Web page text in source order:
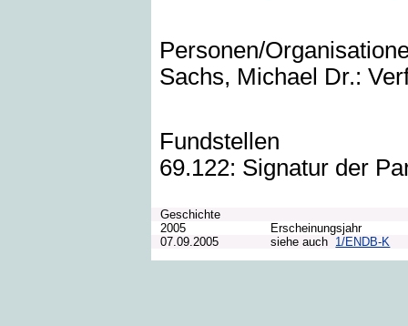
Personen/
Sachs, Michael Dr.:
Fundstellen
69.122: Signatur der
Geschichte
2005
Erscheinungsjahr
07.09.2005
siehe auch 1/ENDB-K